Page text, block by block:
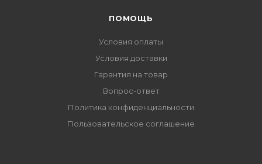
ПОМОЩЬ
Условия оплаты
Условия доставки
Гарантия на товар
Вопрос-ответ
Политика конфиденциальности
Пользовательское соглашение